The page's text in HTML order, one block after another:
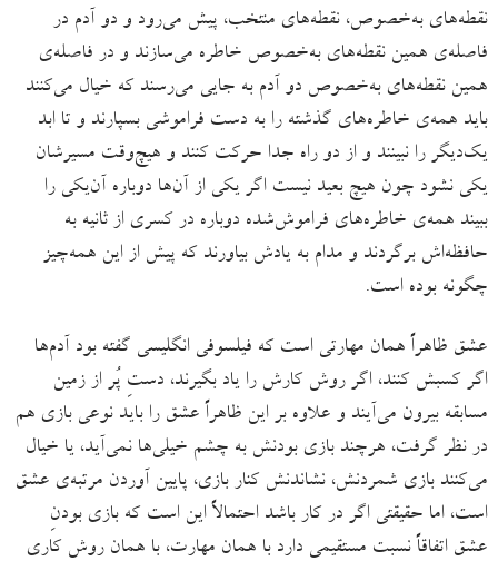
نقطه‌های به‌خصوص، نقطه‌های منتخب، پیش می‌رود و دو آدم در
فاصله‌ی همین نقطه‌های به‌خصوص خاطره‌ می‌سازند و در فاصله‌ی
همین نقطه‌های به‌خصوص دو آدم به جایی می‌رسند که خیال می‌کنند
باید همه‌ی خاطره‌های گذشته را به دست فراموشی بسپارند و تا ابد
یک‌دیگر را نبینند و از دو راه جدا حرکت کنند و هیچ‌وقت مسیرشان
یکی نشود چون هیچ بعید نیست اگر یکی از آن‌ها دوباره آن‌یکی را
ببیند همه‌ی خاطره‌های فراموش‌شده دوباره در کسری از ثانیه به
حافظه‌اش برگردند و مدام به یادش بیاورند که پیش از این‌ همه‌چیز
چگونه بوده است.
عشق ظاهراً همان مهارتی است که فیلسوفی انگلیسی گفته بود آدم‌ها
اگر کسبش کنند، اگر روش کارش را یاد بگیرند، دستِ پُر از زمین
مسابقه بیرون می‌آیند و علاوه بر این ظاهراً عشق را باید نوعی بازی هم
در نظر گرفت، هرچند بازی بودنش به چشم خیلی‌ها نمی‌آید، یا خیال
می‌کنند بازی شمردنش، نشاندنش کنار بازی، پایین آوردن مرتبه‌ی عشق
است، اما حقیقتی اگر در کار باشد احتمالاً این است که بازی بودنِ
عشق اتفاقاً نسبت مستقیمی دارد با همان مهارت، با همان روش کاری